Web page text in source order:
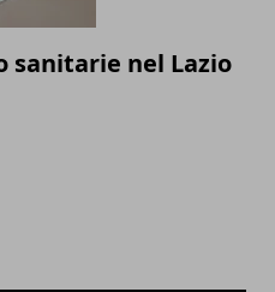
sanitarie nel Lazio